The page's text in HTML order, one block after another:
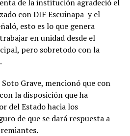
de la institución agradeció el
con DIF Escuinapa y el
esto es lo que genera
en unidad desde el
pero sobretodo con la
Grave, mencionó que con
la disposición que ha
del Estado hacia los
de que se dará respuesta a